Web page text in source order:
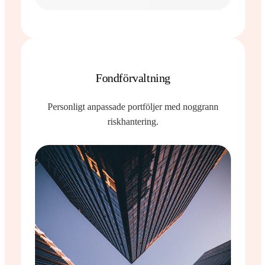
Fondförvaltning
Personligt anpassade portföljer med noggrann
riskhantering.